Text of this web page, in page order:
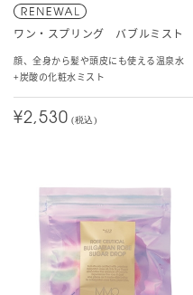
ワン・スプリング バブルミスト
顔、全身から髪や頭皮にも使える温泉水
+炭酸の化粧水ミスト
¥2,530 (税込)